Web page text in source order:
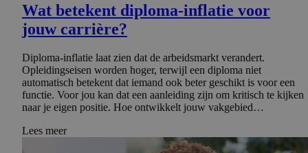
Wat betekent diploma-inflatie voor
jouw carrière?
Diploma-inflatie laat zien dat de arbeidsmarkt verandert.
Opleidingseisen worden hoger, terwijl een diploma niet
automatisch betekent dat iemand ook beter geschikt is voor een
functie. Voor jou kan dat een aanleiding zijn om kritisch te kijken
naar je eigen positie. Hoe ontwikkelt jouw vakgebied…
Lees meer